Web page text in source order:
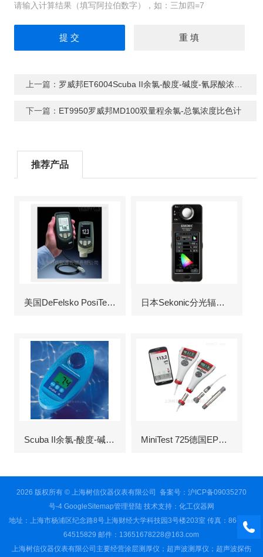
请输入计算结果（填写阿拉伯数字），如：三加四=7
上一篇： 罗威邦ET6004Scuba II余氯-酸度-碱度-氰尿酸浓度测定仪
下一篇： ET9950罗威邦MD100双量程余氯-总氯浓度比色计
推荐产品
美国DeFelsko PosiTector6000涂层测厚仪 日本Sekonic分光辐射照度计
Scuba II余氯-酸度-碱度-氰尿酸浓度测定仪 MiniTest 725德国EPK涂层测厚仪
2026 版权所有 © 上海树信仪器仪表有限公司 备案号：沪ICP备09035270
号-4 GoogleSitemap管理登陆技术支持： 化工仪器网
地址：上海市杨浦区纪念路8号上海财经大学科技园3号楼203室 传真：86-021-
64515829 邮件：13651678228@163.com
上海树信仪器仪表有限公司主要经营涂层测厚仪；超声波测厚仪；超声波探伤